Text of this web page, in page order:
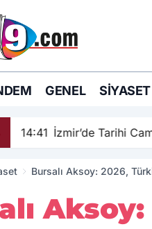
GENEL SIYASET
14:41 İzmir’de Tarihi
Bursalı Aksoy: 2026,